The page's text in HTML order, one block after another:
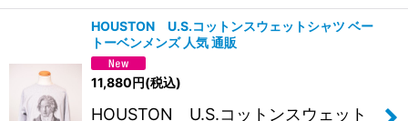
HOUSTON U.S.コットンスウェットシャツ ベー
トーベンメンズ 人気 通販
11,880円(税込)
HOUSTON U.S.コットンスウェット